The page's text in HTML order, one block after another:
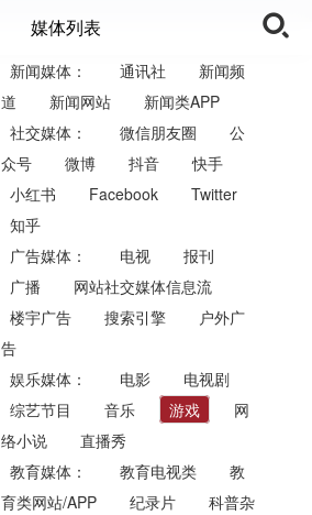
媒体列表
新闻媒体： 通讯社
新闻频
道
新闻网站
新闻类APP
社交媒体：
微信朋友圈
公
众号
微博 抖音
快手
小红书
Facebook
Twitter
知乎
广告媒体：
电视
报刊
广播
网站社交媒体信息流
楼宇广告
搜索引擎
户外广
告
娱乐媒体：
电影
电视剧
综艺节目
音乐 游戏
网
络小说
直播秀
教育媒体：
教育电视类
教
育类网站/APP
纪录片
科普杂